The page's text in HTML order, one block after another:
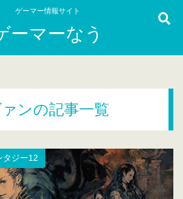
ゲーマー情報サイト
ーマーなう
ンの記事一覧
タジー12